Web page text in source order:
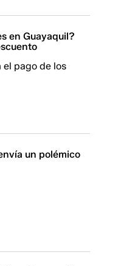
en Guayaquil?
pago de los
un polémico